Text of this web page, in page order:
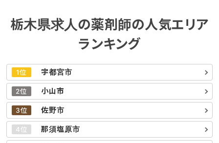
栃木県求人の薬剤師の人気エリア
ランキング
1位 宇都宮市
2位 小山市
3位 佐野市
4位 那須塩原市